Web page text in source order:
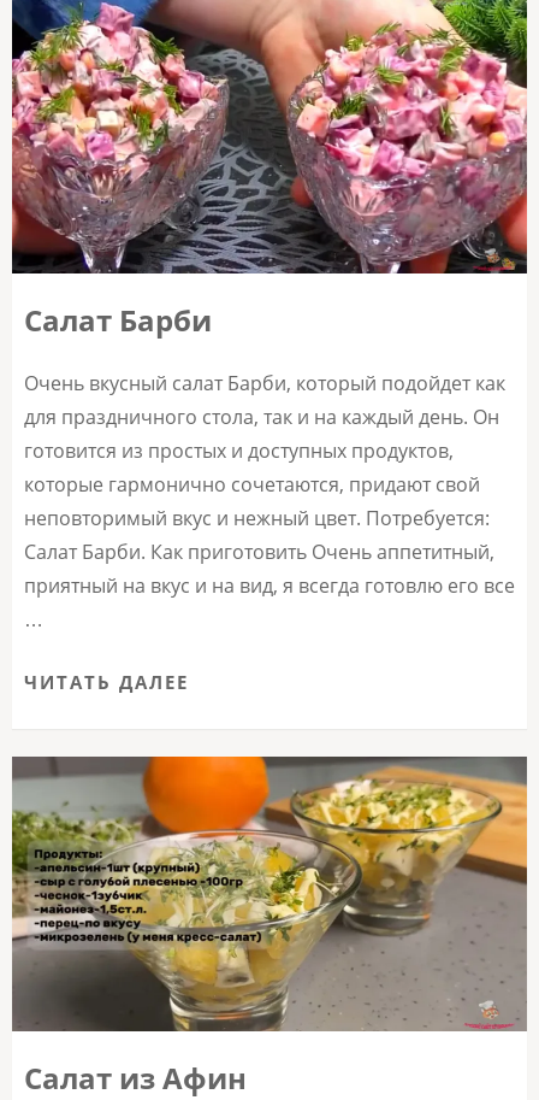
Салат Барби
Очень вкусный салат Барби, который подойдет как
для праздничного стола, так и на каждый день. Он
готовится из простых и доступных продуктов,
которые гармонично сочетаются, придают свой
неповторимый вкус и нежный цвет. Потребуется:
Салат Барби. Как приготовить Очень аппетитный,
приятный на вкус и на вид, я всегда готовлю его все
…
ЧИТАТЬ ДАЛЕЕ
Салат из Афин